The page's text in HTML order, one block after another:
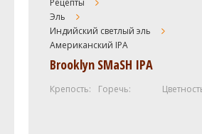
Castle Malting Munich
Хмель
Амарилло (Amarillo)
Эль
Индийский светлый эль
Американский IPA
Brooklyn SMaSH IPA
Крепость: Горечь: